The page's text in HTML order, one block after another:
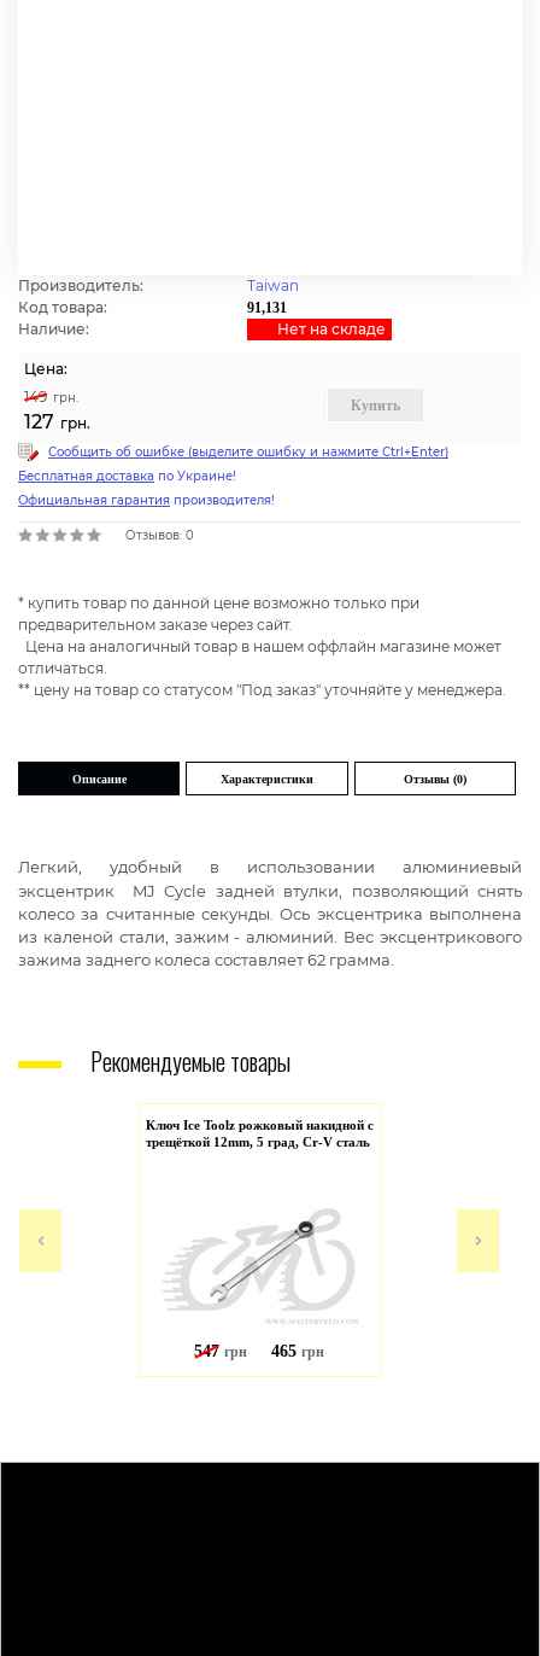
Производитель:
Taiwan
Код товара:
91,131
Наличие: Нет на cкладе
Цена:
149 грн.
127 грн.
Купить
Сообщить об ошибке (выделите ошибку и нажмите Ctrl+Enter)
Бесплатная доставка по Украине!
Официальная гарантия производителя!
Отзывов: 0
* купить товар по данной цене возможно только при
предварительном заказе через сайт.
Цена на аналогичный товар в нашем оффлайн магазине может
отличаться.
** цену на товар со статусом "Под заказ" уточняйте у менеджера.
Описание Характеристики Отзывы (0)
Легкий, удобный в использовании алюминиевый
эксцентрик
MJ Cycle задней втулки, позволяющий снять
колесо за считанные секунды. Ось эксцентрика выполнена
из каленой стали, зажим - алюминий. Вес эксцентрикового
зажима заднего колеса составляет 62 грамма.
Рекомендуемые товары
Ключ Ice Toolz рожковый накидной с
трещёткой 12mm, 5 град, Cr-V сталь
547 грн 465 грн